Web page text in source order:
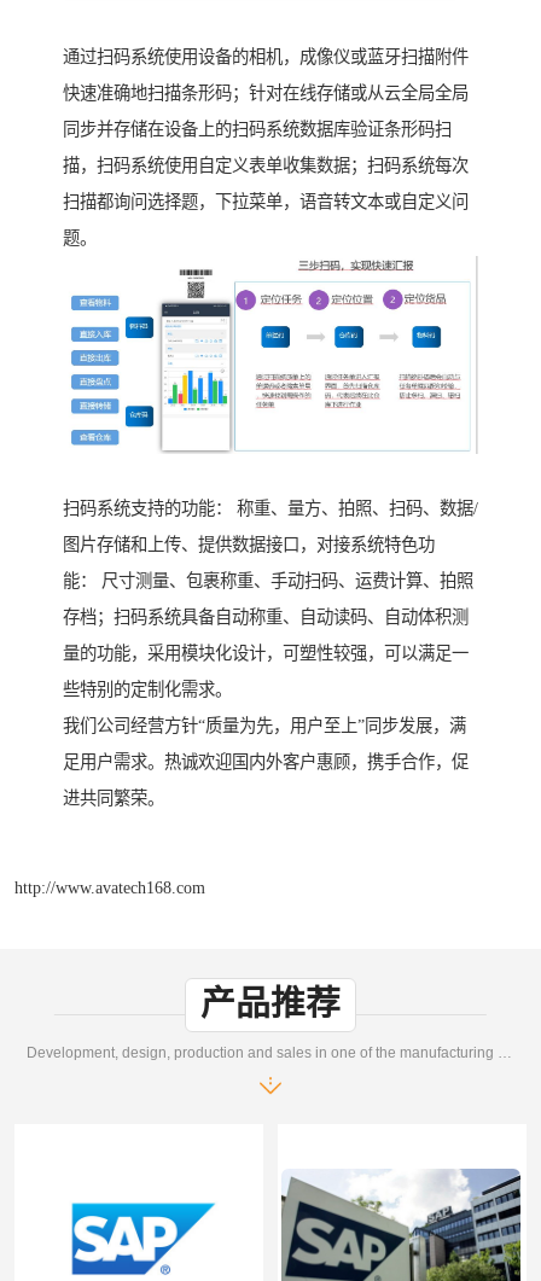
通过扫码系统使用设备的相机，成像仪或蓝牙扫描附件
快速准确地扫描条形码；针对在线存储或从云全局全局
同步并存储在设备上的扫码系统数据库验证条形码扫
描，扫码系统使用自定义表单收集数据；扫码系统每次
扫描都询问选择题，下拉菜单，语音转文本或自定义问
题。
扫码系统支持的功能： 称重、量方、拍照、扫码、数据/
图片存储和上传、提供数据接口，对接系统特色功
能： 尺寸测量、包裹称重、手动扫码、运费计算、拍照
存档；扫码系统具备自动称重、自动读码、自动体积测
量的功能，采用模块化设计，可塑性较强，可以满足一
些特别的定制化需求。
我们公司经营方针“质量为先，用户至上”同步发展，满
足用户需求。热诚欢迎国内外客户惠顾，携手合作，促
进共同繁荣。
http://www.avatech168.com
产品推荐
Development, design, production and sales in one of the manufacturing enterprises